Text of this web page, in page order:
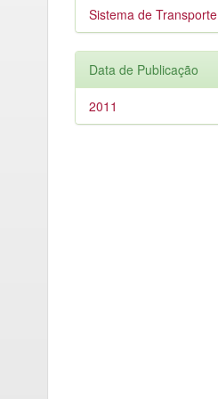
Sistema de Transporte
Data de Publicação
2011